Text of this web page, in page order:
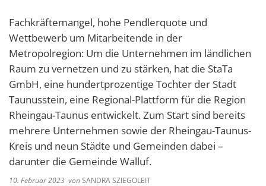
Fachkräftemangel, hohe Pendlerquote und
Wettbewerb um Mitarbeitende in der
Metropolregion: Um die Unternehmen im ländlichen
Raum zu vernetzen und zu stärken, hat die StaTa
GmbH, eine hundertprozentige Tochter der Stadt
Taunusstein, eine Regional-Plattform für die Region
Rheingau-Taunus entwickelt. Zum Start sind bereits
mehrere Unternehmen sowie der Rheingau-Taunus-
Kreis und neun Städte und Gemeinden dabei –
darunter die Gemeinde Walluf.
10. Februar 2023 vonSANDRA SZIEGOLEIT